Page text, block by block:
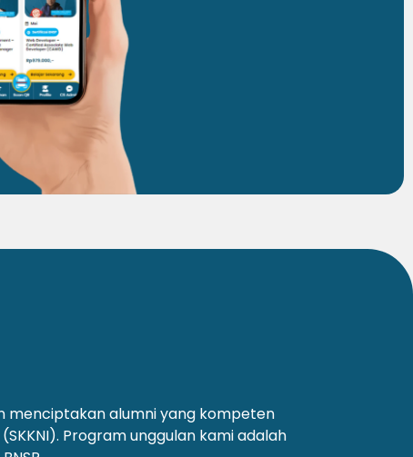
menciptakan alumni yang kompeten
Program unggulan kami adalah